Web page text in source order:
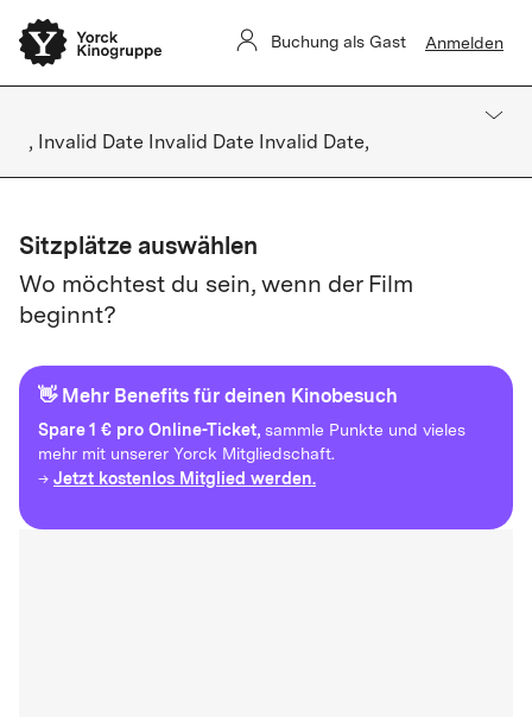
Buchung als Gast Anmelden
, Invalid Date Invalid Date Invalid Date,
Sitzplätze auswählen
Wo möchtest du sein, wenn der Film
beginnt?
👋 Mehr Benefits für deinen Kinobesuch
Spare1 € pro Online-Ticket, sammle Punkte und vieles
mehr mit unserer Yorck Mitgliedschaft.
→ Jetzt kostenlos Mitglied werden.